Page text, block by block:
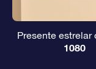
Presente estrelar
1080